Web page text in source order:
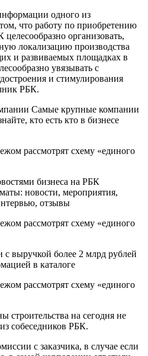
одного из
что работу по приобретению
организовать,
локализацию производства
и развиваемых площадках в
увязывать с
и стимулирования
РБК.
Самые крупные компании
кто есть кто в бизнесе
бизнеса на РБК
новости, мероприятия,
отзывы
выручкой более 2 млрд рублей
в каталоге
строительства на сегодня не
собеседников РБК.
с заказчика, в случае если